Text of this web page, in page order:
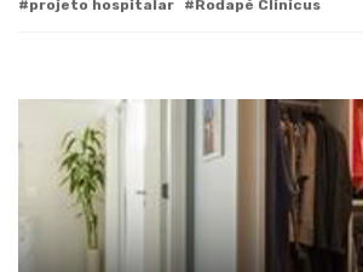
projeto hospitalar
Rodapé Clinicus